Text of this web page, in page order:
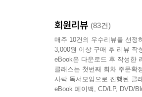
회원리뷰 (83건)
매주 10건의 우수리뷰를 선정
3,000원 이상 구매 후 리뷰 작
eBook은 다운로드 후 작성한
클래스는 첫번째 회차 주문확
사락 독서모임으로 진행된 클
eBook 페이백, CD/LP, DVD/